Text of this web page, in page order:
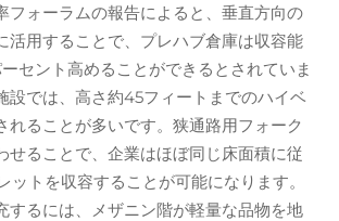
フォーラムの報告によると、垂直方向の
活用することで、プレハブ倉庫は収容能
セント高めることができるとされていま
設では、高さ約45フィートまでのハイベ
れることが多いです。狭通路用フォーク
せることで、企業はほぼ同じ床面積に従
ットを収容することが可能になります。
するには、メザニン階が軽量な品物を地